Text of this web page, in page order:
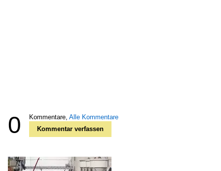
0 Kommentare, Alle Kommentare
Kommentar verfassen